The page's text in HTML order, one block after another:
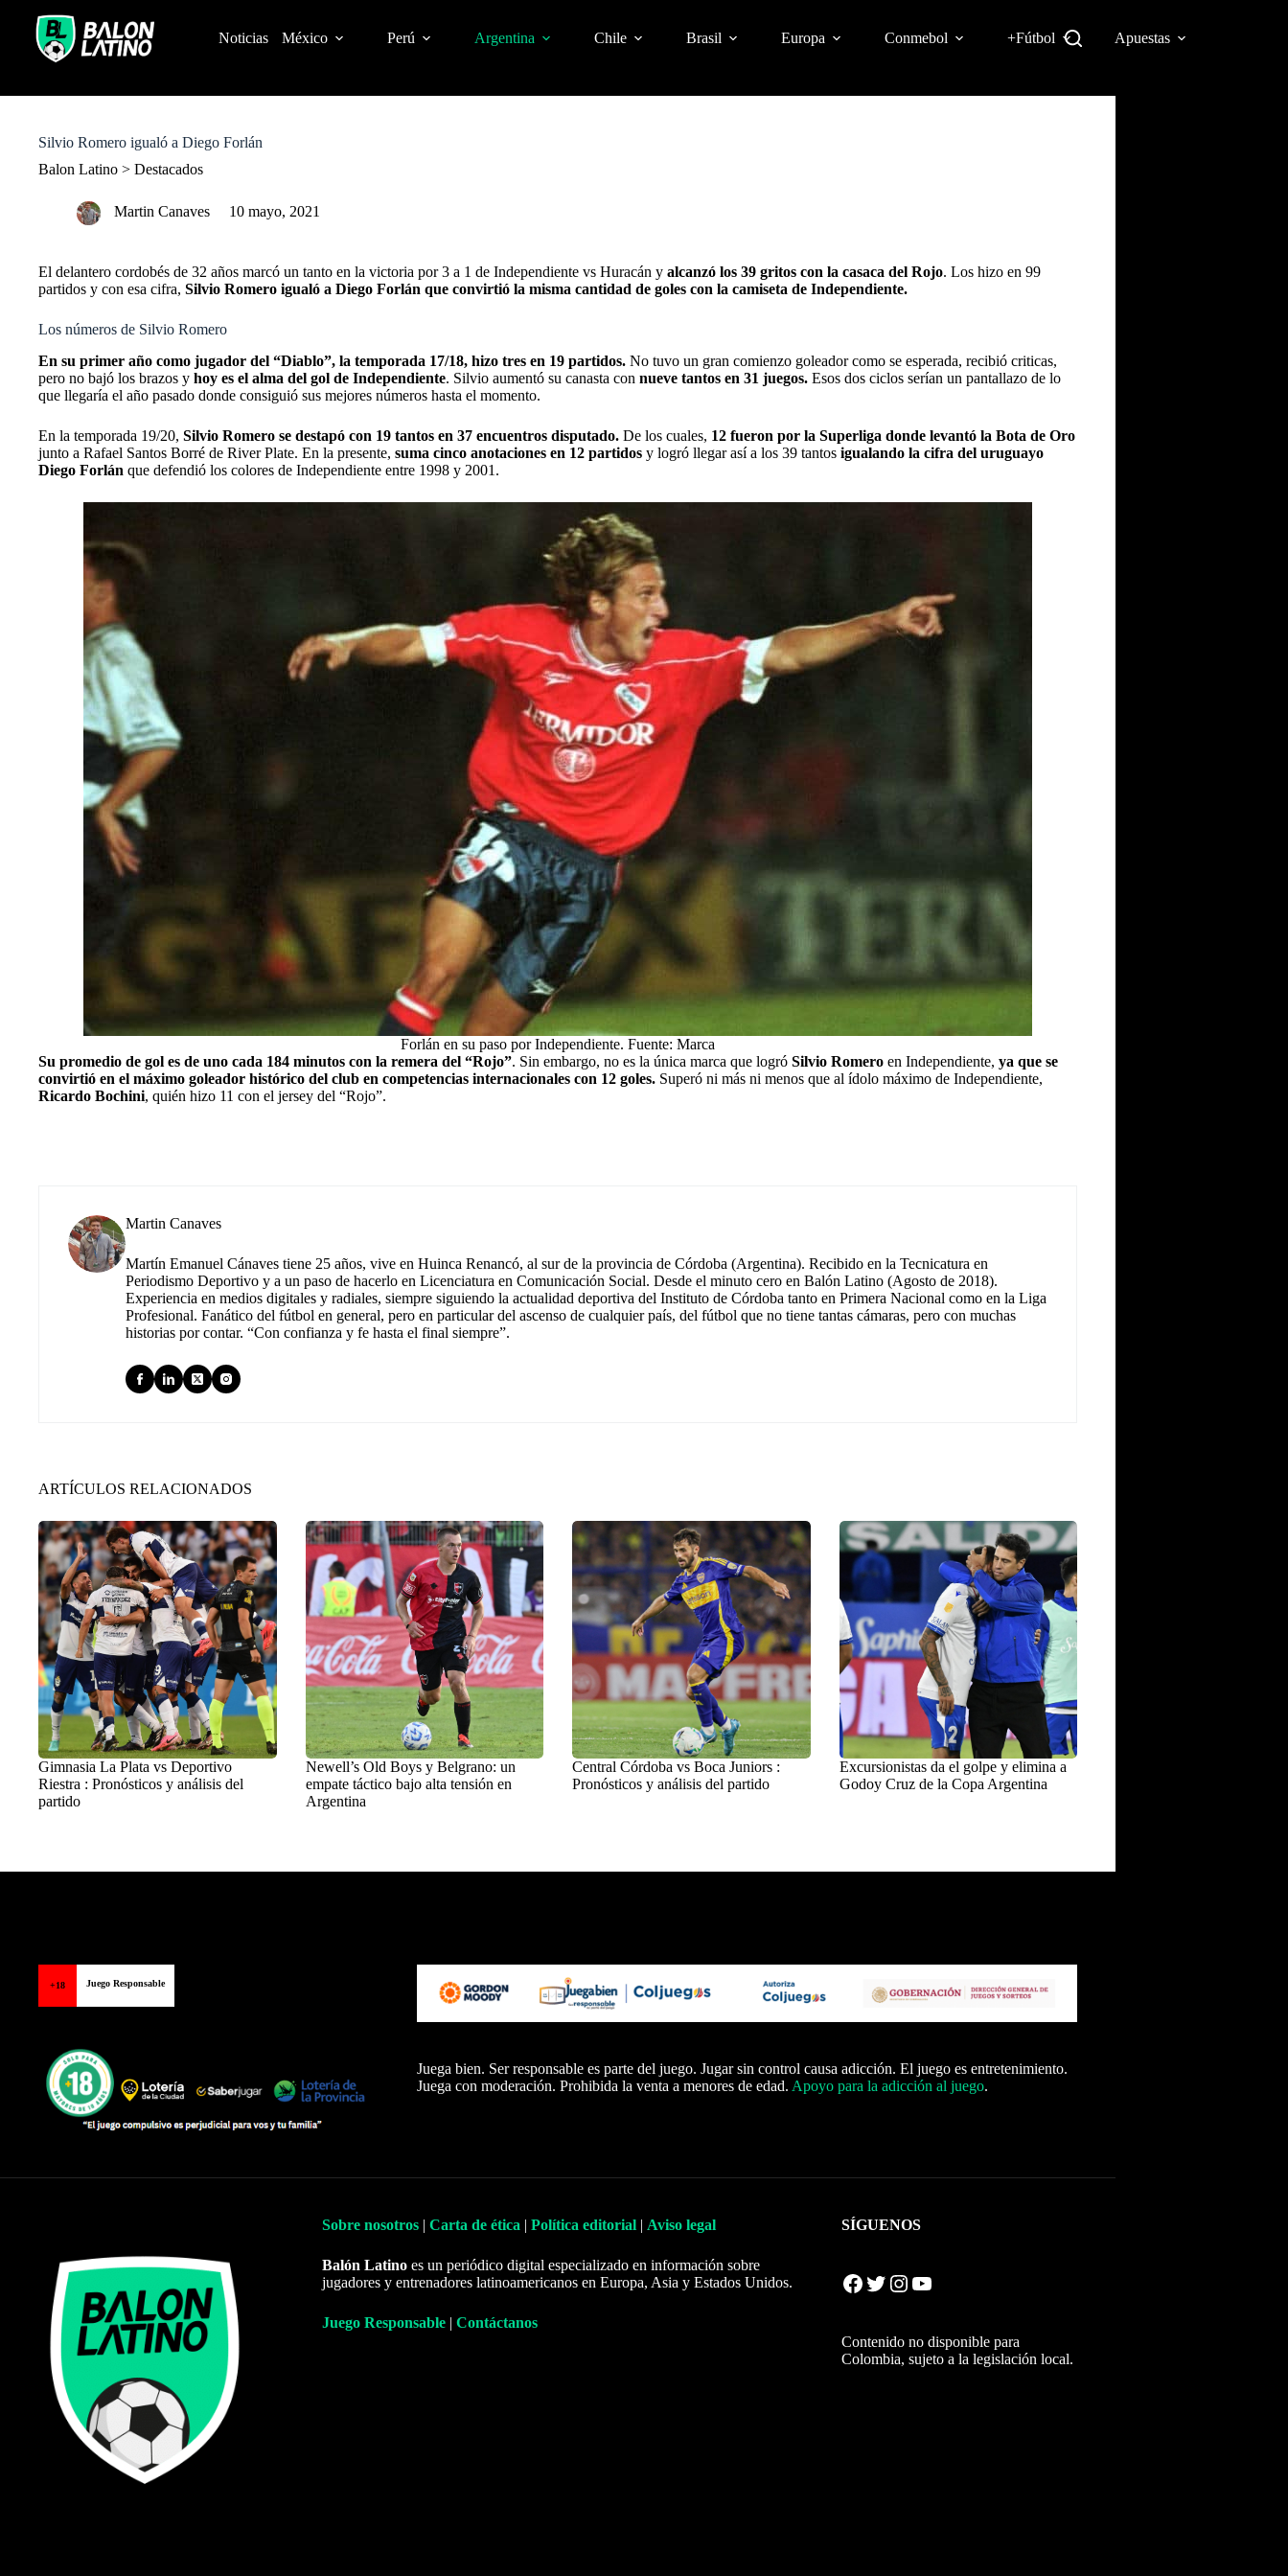
o
Noticias México Perú Argentina Chile Brasil Europa Conmebol +Fútbol Apuestas
Silvio Romero igualó a Diego Forlán
Balon Latino > Destacados
Martin Canaves 10 mayo, 2021
El delantero cordobés de 32 años marcó un tanto en la victoria por 3 a 1 de Independiente vs Huracán y alcanzó los 39 gritos con la casaca del Rojo. Los hizo en 99
partidos y con esa cifra, Silvio Romero igualó a Diego Forlán que convirtió la misma cantidad de goles con la camiseta de Independiente.
Los números de Silvio Romero
En su primer año como jugador del “Diablo”, la temporada 17/18, hizo tres en 19 partidos. No tuvo un gran comienzo goleador como se esperada, recibió criticas,
pero no bajó los brazos y hoy es el alma del gol de Independiente. Silvio aumentó su canasta con nueve tantos en 31 juegos. Esos dos ciclos serían un pantallazo de lo
que llegaría el año pasado donde consiguió sus mejores números hasta el momento.
En la temporada 19/20, Silvio Romero se destapó con 19 tantos en 37 encuentros disputado. De los cuales, 12 fueron por la Superliga donde levantó la Bota de Oro
junto a Rafael Santos Borré de River Plate. En la presente, suma cinco anotaciones en 12 partidos y logró llegar así a los 39 tantos igualando la cifra del uruguayo
Diego Forlán que defendió los colores de Independiente entre 1998 y 2001.
Forlán en su paso por Independiente. Fuente: Marca
Su promedio de gol es de uno cada 184 minutos con la remera del “Rojo”. Sin embargo, no es la única marca que logró Silvio Romero en Independiente, ya que se
convirtió en el máximo goleador histórico del club en competencias internacionales con 12 goles. Superó ni más ni menos que al ídolo máximo de Independiente,
Ricardo Bochini, quién hizo 11 con el jersey del “Rojo”.
Martin Canaves
Martín Emanuel Cánaves tiene 25 años, vive en Huinca Renancó, al sur de la provincia de Córdoba (Argentina). Recibido en la Tecnicatura en
Periodismo Deportivo y a un paso de hacerlo en Licenciatura en Comunicación Social. Desde el minuto cero en Balón Latino (Agosto de 2018).
Experiencia en medios digitales y radiales, siempre siguiendo la actualidad deportiva del Instituto de Córdoba tanto en Primera Nacional como en la Liga
Profesional. Fanático del fútbol en general, pero en particular del ascenso de cualquier país, del fútbol que no tiene tantas cámaras, pero con muchas
historias por contar. “Con confianza y fe hasta el final siempre”.
ARTÍCULOS RELACIONADOS
Gimnasia La Plata vs Deportivo
Riestra : Pronósticos y análisis del
partido
Newell’s Old Boys y Belgrano: un
empate táctico bajo alta tensión en
Argentina
Central Córdoba vs Boca Juniors :
Pronósticos y análisis del partido
Excursionistas da el golpe y elimina a
Godoy Cruz de la Copa Argentina
+18 Juego Responsable
Juega bien. Ser responsable es parte del juego. Jugar sin control causa adicción. El juego es entretenimiento.
Juega con moderación. Prohibida la venta a menores de edad. Apoyo para la adicción al juego.
Sobre nosotros | Carta de ética | Política editorial | Aviso legal
Balón Latino es un periódico digital especializado en información sobre
jugadores y entrenadores latinoamericanos en Europa, Asia y Estados Unidos.
Juego Responsable | Contáctanos
SÍGUENOS
Facebook Twitter Instagram YouTube
Contenido no disponible para
Colombia, sujeto a la legislación local.